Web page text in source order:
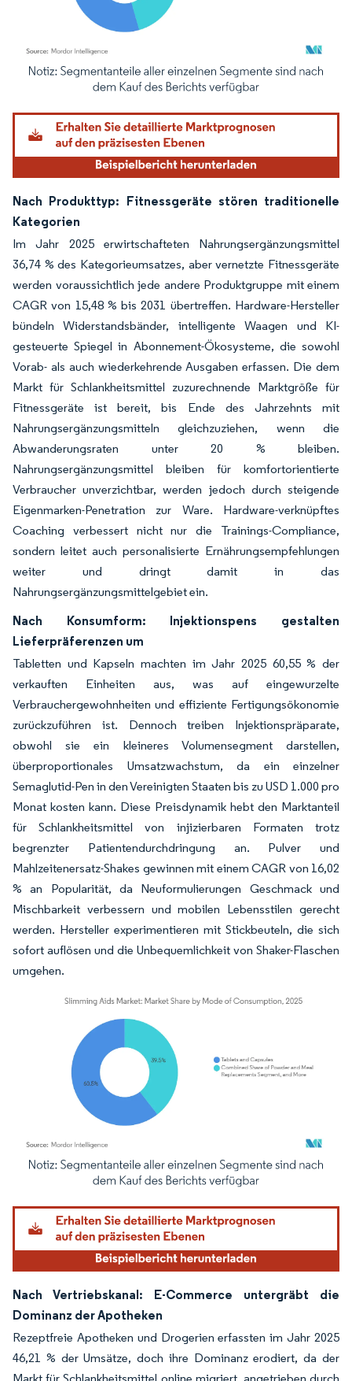
Bild © Mordor Intelligence. Wiederverwendung erfordert Namensnennung
Nach Produkttyp: Fitnessgeräte stören traditionelle
Kategorien
Im Jahr 2025 erwirtschafteten Nahrungsergänzungsmittel
36,74 % des Kategorieumsatzes, aber vernetzte Fitnessgeräte
werden voraussichtlich jede andere Produktgruppe mit einem
CAGR von 15,48 % bis 2031 übertreffen. Hardware-Hersteller
bündeln Widerstandsbänder, intelligente Waagen und KI-
gesteuerte Spiegel in Abonnement-Ökosysteme, die sowohl
Vorab- als auch wiederkehrende Ausgaben erfassen. Die dem
Markt für Schlankheitsmittel zuzurechnende Marktgröße für
Fitnessgeräte ist bereit, bis Ende des Jahrzehnts mit
Nahrungsergänzungsmitteln gleichzuziehen, wenn die
Abwanderungsraten unter 20 % bleiben.
Nahrungsergänzungsmittel bleiben für komfortorientierte
Verbraucher unverzichtbar, werden jedoch durch steigende
Eigenmarken-Penetration zur Ware. Hardware-verknüpftes
Coaching verbessert nicht nur die Trainings-Compliance,
sondern leitet auch personalisierte Ernährungsempfehlungen
weiter und dringt damit in das
Nahrungsergänzungsmittelgebiet ein.
Nach Konsumform: Injektionspens gestalten
Lieferpräferenzen um
Tabletten und Kapseln machten im Jahr 2025 60,55 % der
verkauften Einheiten aus, was auf eingewurzelte
Verbrauchergewohnheiten und effiziente Fertigungsökonomie
zurückzuführen ist. Dennoch treiben Injektionspräparate,
obwohl sie ein kleineres Volumensegment darstellen,
überproportionales Umsatzwachstum, da ein einzelner
Semaglutid-Pen in den Vereinigten Staaten bis zu USD 1.000 pro
Monat kosten kann. Diese Preisdynamik hebt den Marktanteil
für Schlankheitsmittel von injizierbaren Formaten trotz
begrenzter Patientendurchdringung an. Pulver und
Mahlzeitenersatz-Shakes gewinnen mit einem CAGR von 16,02
% an Popularität, da Neuformulierungen Geschmack und
Mischbarkeit verbessern und mobilen Lebensstilen gerecht
werden. Hersteller experimentieren mit Stickbeuteln, die sich
sofort auflösen und die Unbequemlichkeit von Shaker-Flaschen
umgehen.
Bild © Mordor Intelligence. Wiederverwendung erfordert Namensnennung
Nach Vertriebskanal: E-Commerce untergräbt die
Dominanz der Apotheken
Rezeptfreie Apotheken und Drogerien erfassten im Jahr 2025
46,21 % der Umsätze, doch ihre Dominanz erodiert, da der